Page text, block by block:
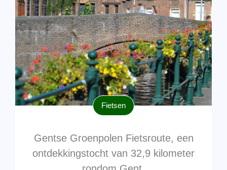
Fietsen
Gentse Groenpolen Fietsroute, een
ontdekkingstocht van 32,9 kilometer